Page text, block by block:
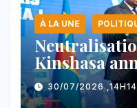
À LA UNE
Kinshasa
majeure et
face au
30/07/2026 ,14H14